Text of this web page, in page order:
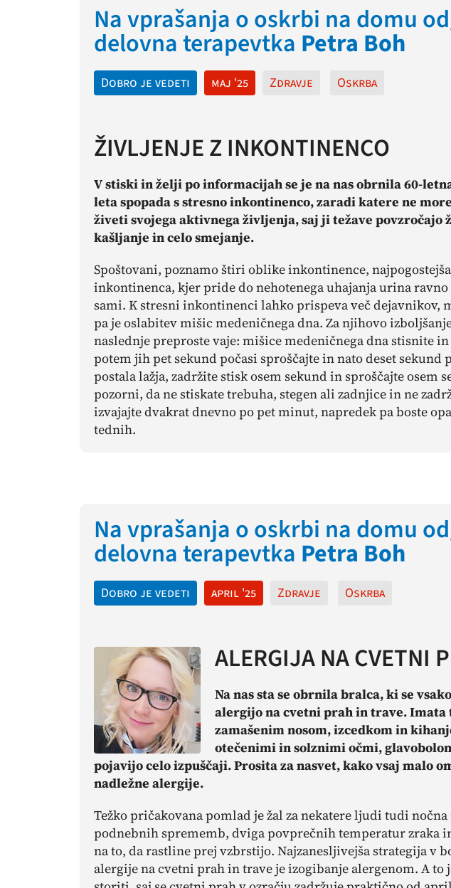
Na vprašanja o oskrbi na domu
delovna terapevtka Petra Boh
Dobro je vedeti maj '25 Zdravje Oskrba
ŽIVLJENJE Z INKONTINENCO
V stiski in želji po informacijah se je na nas obrnila 60-
leta spopada s stresno inkontinenco, zaradi katere ne
živeti svojega aktivnega življenja, saj ji težave povzročajo
kašljanje in celo smejanje.
Spoštovani, poznamo štiri oblike inkontinence,
inkontinenca, kjer pride do nehotenega uhajanja urina
sami. K stresni inkontinenci lahko prispeva več dejavnikov,
pa je oslabitev mišic medeničnega dna. Za njihovo
naslednje preproste vaje: mišice medeničnega dna stisnite
potem jih pet sekund počasi sproščajte in nato deset sekund
postala lažja, zadržite ѕtisk osem sekund in sproščajte osem
pozorni, da ne stiskate trebuha, stegen ali zadnjice in ne
izvajajte dvakrat dnevno po pet minut, napredek pa boste
tednih.
Na vprašanja o oskrbi na domu
delovna terapevtka Petra Boh
Dobro je vedeti april '25 Zdravje Oskrba
ALERGIJA NA CVETNI
Na nas sta se obrnila bralca, ki se
alergijo na cvetni prah in trave. Imata
zamašenim nosom, izcedkom in
otečenimi in solznimi očmi,
pojavijo celo izpuščaji. Prosita za nasvet, kako vsaj malo
nadležne alergije.
Težko pričakovana pomlad je žal za nekatere ljudi tudi
podnebnih sprememb, dviga povprečnih temperatur zraka
na to, da rastline prej vzbrstijo. Najzanesljivejša strategija v
alergije na cvetni prah in trave je izogibanje alergenom. A to